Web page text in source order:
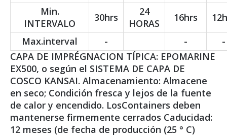
Min.
INTERVALO
30hrs
24
HORAS
16hrs
Max.interval
- -
-
CAPA DE IMPRÉGNACION TÍPICA: EPOMARINE
EX500, o según el SISTEMA DE CAPA DE
COSCO KANSAI. Almacenamiento: Almacene
en seco; Condición fresca y lejos de la fuente
de calor y encendido. LosContainers deben
mantenerse firmemente cerrados Caducidad:
12 meses (de fecha de producción (25 ° C)